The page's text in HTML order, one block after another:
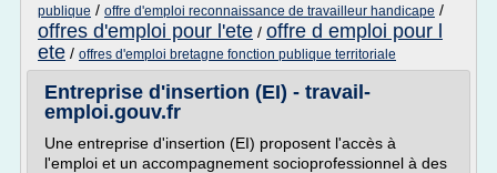
publique / offre d'emploi reconnaissance de travailleur handicape /
offres d'emploi pour l'ete / offre d emploi pour l
ete / offres d'emploi bretagne fonction publique territoriale
Entreprise d'insertion (EI) - travail-
emploi.gouv.fr
Une entreprise d'insertion (EI) proposent l'accès à
l'emploi et un accompagnement socioprofessionnel à des